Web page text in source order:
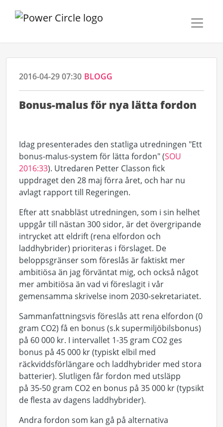
2016-04-29 07:30 BLOGG
Bonus-malus för nya lätta fordon
Idag presenterades den statliga utredningen "Ett
bonus-malus-system för lätta fordon" (SOU
2016:33). Utredaren Petter Classon fick
uppdraget den 28 maj förra året, och har nu
avlagt rapport till Regeringen.
Efter att snabbläst utredningen, som i sin helhet
uppgår till nästan 300 sidor, är det övergripande
intrycket att eldrift (rena elfordon och
laddhybrider) prioriteras i förslaget. De
beloppsgränser som föreslås är faktiskt mer
ambitiösa än jag förväntat mig, och också något
mer ambitiösa än vad vi föreslagit i vår
gemensamma skrivelse inom 2030-sekretariatet.
Sammanfattningsvis föreslås att rena elfordon (0
gram CO2) få en bonus (s.k supermiljöbilsbonus)
på 60 000 kr. I intervallet 1-35 gram CO2 ges
bonus på 45 000 kr (typiskt elbil med
räckviddsförlängare och laddhybrider med stora
batterier). Slutligen får fordon med utsläpp
på 35-50 gram CO2 en bonus på 35 000 kr (typsikt
de flesta av dagens laddhybrider).
Andra fordon som kan gå på alternativa